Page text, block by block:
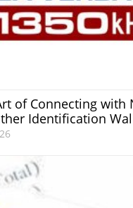
of Connecting with
Identification